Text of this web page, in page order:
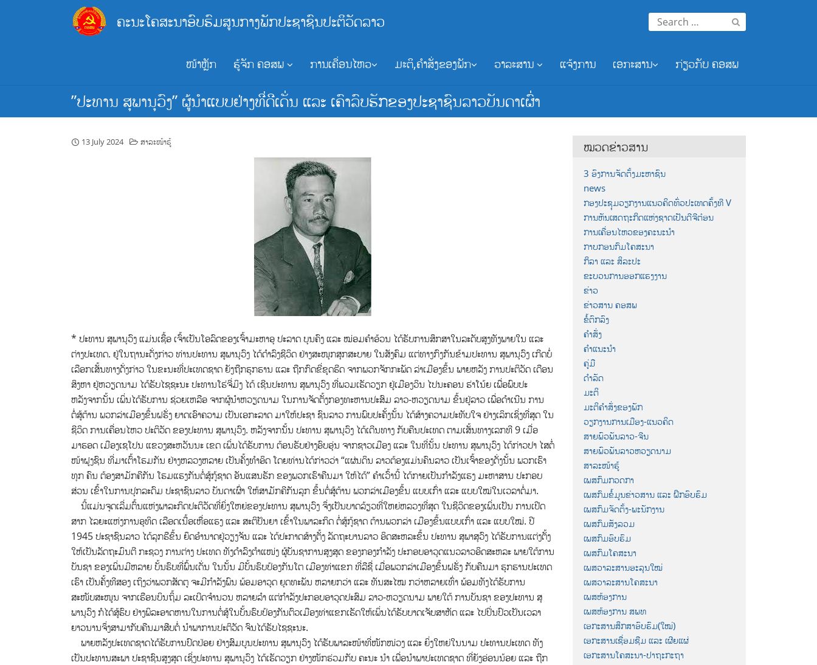
ຄະນະໂຄສະນາອົບຮົມສູນກາງພັກປະຊາຊົນປະຕິວັດລາວ
Search
for:
ໜ້າຫຼັກ ຮູ້ຈັກ ຄອສພ ການເຄື່ອນໄຫວ ມະຕິ,ຄຳສັ່ງຂອງພັກ ວາລະສານ ແຈ້ງການ ເອກະສານ ກ່ຽວກັບ ຄອສພ
”ປະທານ ສຸພານຸວົງ” ຜູ້ນຳແບບຢ່າງທີ່ດີເດັ່ນ ແລະ ເຄົາລົບຮັກຂອງປະຊາຊົນລາວບັນດາເຜົ່າ
13 July 2024 ສາລະໜ້າຮູ້
* ປະທານ ສຸພານຸວົງ ແມ່ນເຊື້ອ ເຈົ້າເປັນໂອລົດຂອງເຈົ້າມະຫາອຸ ປະລາດ ບຸນຄົງ ແລະ ໝ່ອມຄຳອ້ວນ ໄດ້ຮັບການສຶກສາໃນລະດັບສູງທັງພາຍໃນ ແລະ
ຕ່າງປະເທດ. ຢູ່ໃນຖານະດັ່ງກ່າວ ທ່ານປະທານ ສູພານຸວົງ ໄດ້ດຳລົງຊີວິດ ຢ່າງສະໜຸກສຸກສະບາຍ ໃນສັງຄົມ ແຕ່ທາງກົງກັນຂ້າມປະທານ ສຸພານຸວົງ ເກີດບໍ່
ເລືອກເສັ້ນທາງດັ່ງກ່າວ ໃນຂະນະທີ່ປະເທດຊາດ ຍັງຖືກຮຸກຮານ ແລະ ຖືກກົດຂີ່ຂູດຮີດ ຈາກພວກຈັກກະພັດ ລ່າເມືອງຂຶ້ນ ພາຍຫລັງ ການປະຕິວັດ ເດືອນ
ສິງຫາ ຢູ່ຫວຽດນາມ ໄດ້ຮັບໄຊຊະນະ ປະທານໂຮ່ຈີ່ມິງ ໄດ້ ເຊີນປະທານ ສຸພານຸວົງ ທີ່ພວມເຮັດວຽກ ຢູ່ເມືອງວິນ ໄປນະຄອນ ຮ່າໂນ້ຍ ເພື່ອພົບປະ
ຫລັງຈາກນັ້ນ ເພິ່ນໄດ້ຮັບການ ຊ່ວຍເຫລືອ ຈາກຜູ້ນຳຫວຽດນາມ ໃນການຈັດຕັ້ງກອງທະຫານປະສົມ ລາວ-ຫວຽດນາມ ຂຶ້ນຢູ່ລາວ ເພື່ອດຳເນີນ ການ
ຕໍ່ສູ້ຕ້ານ ພວກລ່າເມືອງຂຶ້ນຝຣັ່ງ ຍາດເອົາຄວາມ ເປັນເອກະລາດ ມາໃຫ້ປະຊາ ຊົນລາວ ການພົບປະຄັ້ງນັ້ນ ໄດ້ສ້າງຄວາມປະທັບໃຈ ຢ່າງເລິກເຊິ່ງທີ່ສຸດ ໃນ
ຊີວິດ ການເຄື່ອນໄຫວ ປະຕິວັດ ຂອງປະທານ ສຸພານຸວົງ. ຫລັງຈາກນັ້ນ ປະທານ ສຸພານຸວົງ ໄດ້ເດີນທາງ ກັບຄືນປະເທດ ຕາມເສັ້ນທາງເລກທີ 9 ເມື່ອ
ມາຮອດ ເມືອງເຊໂປນ ແຂວງສະຫວັນນະ ເຂດ ເພິ່ນໄດ້ຮັບການ ຕ້ອນຮັບຢ່າງອົບອຸ່ນ ຈາກຊາວເມືອງ ແລະ ໃນທີ່ນັ້ນ ປະທານ ສຸພານຸວົງ ໄດ້ກ່າວປາ ໄສຕໍ່
ໜ້າຝູງຊົນ ທີ່ມາເຕົ້າໂຮມກັນ ຢ່າງຫລວງຫລາຍ ເປັນຄັ້ງທຳອິດ ໂດຍທ່ານໄດ້ກ່າວວ່າ “ແຜ່ນດິນ ລາວຕ້ອງແມ່ນຄົນລາວ ເປັນເຈົ້າຂອງດັ່ງນັ້ນ ພວກເຮົາ
ທຸກ ຄົນ ຕ້ອງສາມັກຄີກັນ ໂຮມແຮງກັນຕໍ່ສູ້ກູ້ຊາດ ອັນແສນຮັກ ຂອງພວກເຮົາຄືນມາ ໃຫ້ໄດ້” ຄຳເວົ້ານີ້ ໄດ້ກາຍເປັນກຳລັງແຮງ ມະຫາສານ ປະກອບ
ສ່ວນ ເຂົ້າໃນການປຸກລະດົມ ປະຊາຊົນລາວ ບັນດາເຜົ່າ ໃຫ້ສາມັກຄີກັນລຸກ ຂຶ້ນຕໍ່ສູ້ຕ້ານ ພວກລ່າເມືອງຂຶ້ນ ແບບເກົ່າ ແລະ ແບບໃໝ່ໃນເວລາຕໍ່ມາ.
ນີ້ແມ່ນຈຸດເລີ່ມຕົ້ນແຫ່ງພາລະກິດປະຕິວັດທີ່ຍິ່ງໃຫຍ່ຂອງປະທານ ສຸພານຸວົງ ຈຶ່ງເປັນບາດລ້ຽວທີ່ໃຫຍ່ຫລວງທີ່ສຸດ ໃນຊີວິດຂອງເພິ່ນເປັນ ການເປີດ
ສາກ ໄລຍະແຫ່ງການອຸທິດ ເລືອດເນື້ອເຫື່ອແຮງ ແລະ ສະຕິປັນຍາ ເຂົ້າໃນພາລະກິດ ຕໍ່ສູ້ກູ້ຊາດ ຕ້ານພວກລ່າ ເມືອງຂຶ້ນແບບເກົ່າ ແລະ ແບບໃໝ່. ປີ
1945 ປະຊາຊົນລາວ ໄດ້ລຸກຮືຂຶ້ນ ຍຶດອຳນາດຢູ່ວຽງຈັນ ແລະ ໄດ້ປະກາດສ້າງຕັ້ງ ລັດຖະບານລາວ ອິດສະຫລະຂຶ້ນ ປະທານ ສຸພາສຸວົງ ໄດ້ຮັບການແຕ່ງຕັ້ງ
ໃຫ້ເປັນລັດຖະມົນຕີ ກະຊວງ ການຕ່າງ ປະເທດ ທັງດຳລົງຕຳແໜ່ງ ຜູ້ບັນຊາການສູງສຸດ ຂອງກອງກຳລັງ ປະກອບອາວຸດແນວລາວອິດສະຫລະ ພາຍໃຕ້ການ
ບັນຊາ ຂອງເພິ່ນມີຫລາຍ ບັ້ນຮົບທີ່ພົ້ນເດັ່ນ ໃນນັ້ນ ມີບັ້ນຮົບປ້ອງກັນໂຕ ເມືອງທ່າແຂກ ທີ່ລືຊື່ ເມື່ອພວກລ່າເມືອງຂຶ້ນຝຣັ່ງ ກັບຄືນມາ ຮຸກຮານປະເທດ
ເຮົາ ເປັນຄັ້ງທີສອງ ເຖິງວ່າພວກສັດຕູ ຈະມີກຳລັງພົນ ພ້ອມອາວຸດ ຍຸດທະພັນ ຫລາຍກວ່າ ແລະ ທັນສະໄໝ ກວ່າຫລາຍເທົ່າ ພ້ອມທັງໄດ້ຮັບການ
ສະໜັບສະໜູນ ຈາກເຮືອນບິນຖິ້ມ ລະເບີດຈຳນວນ ຫລາຍລຳ ແຕ່ກຳລັງປະກອບອາວຸດປະສົມ ລາວ-ຫວຽດນາມ ພາຍໃຕ້ ການບັນຊາ ຂອງປະທານ ສຸ
ພານຸວົງ ກໍໄດ້ສູ້ຮົບ ຢ່າງພິລະອາດຫານໃນການຕໍ່ສູ້ໃນບັ້ນຮົບປ້ອງກັນຕົວເມືອງທ່າແຂກເຮັດໃຫ້ເພິ່ນໄດ້ຮັບບາດເຈັບສາຫັດ ແລະ ໄປປິ່ນປົວເປັນເວລາ
ຍາວນານຈຶ່ງສາມາກັບຄືນມາສືບຕໍ່ ນຳພາການປະຕິວັດ ຈົນໄດ້ຮັບໄຊຊະນະ.
ພາຍຫລັງປະເທດຊາດໄດ້ຮັບການປົດປ່ອຍ ຢ່າງສົມບູນປະທານ ສຸພານຸວົງ ໄດ້ຮັບພາລະໜ້າທີ່ໜັກໜ່ວງ ແລະ ຍິ່ງໃຫຍ່ໃນນາມ ປະທານປະເທດ ທັງ
ເປັນປະທານສະພາ ປະຊາຊົນສູງສຸດ ເຊິ່ງປະທານ ສຸພານຸວົງ ໄດ້ເຮັດວຽກ ຢ່າງໜັກຮ່ວມກັບ ຄະນະ ນຳ ເພື່ອນຳພາປະເທດຊາດ ທີ່ຍັງອ່ອນນ້ອຍ ແລະ ຖືກ
ໝວດຂ່າວສານ
3 ອົງການຈັດຕັ້ງມະຫາຊົນ
news
ກອງປະຊຸມວຽກງານແນວຄິດທົ່ວປະເທດຄັ້ງທີ V
ການຫັນເສດຖະກິດແຫ່ງຊາດເປັນດີຈີຕ໋ອນ
ການເຄື່ອນໄຫວຂອງຄະນະນຳ
ກາບກອນກົມໂຄສະນາ
ກິລາ ແລະ ສິລະປະ
ຂະບວນການອອກແຮງງານ
ຂ່າວ
ຂ່າວສານ ຄອສພ
ຂໍ້ຕົກລົງ
ຄຳສັ່ງ
ຄຳແນະນຳ
ຄູ່ມື
ດຳລັດ
ມະຕິ
ມະຕິຄຳສັ່ງຂອງພັກ
ວຽກງານການເມືອງ-ແນວຄິດ
ສາຍພົວພັນລາວ-ຈີນ
ສາຍພົວພັນລາວຫວຽດນາມ
ສາລະໜ້າຮູ້
ເພສກົມກວດກາ
ເພສກົມຂໍ້ມູນຂ່າວສານ ແລະ ຝຶກອົບຮົມ
ເພສກົມຈັດຕັ້ງ-ພະນັກງານ
ເພສກົມສັງລວມ
ເພສກົມອົບຮົມ
ເພສກົມໂຄສະນາ
ເພສວາລະສານອະລຸນໃໝ່
ເພສວາລະສານໂຄສະນາ
ເພສຫ້ອງການ
ເພສຫ້ອງການ ສພທ
ເອກະສານສຶກສາອົບຮົມ(ໃໝ່)
ເອກະສານເຊື່ອມຊືມ ແລະ ເຜີຍແຜ່
ເອກະສານໂຄສະນາ-ປາຖະກະຖາ